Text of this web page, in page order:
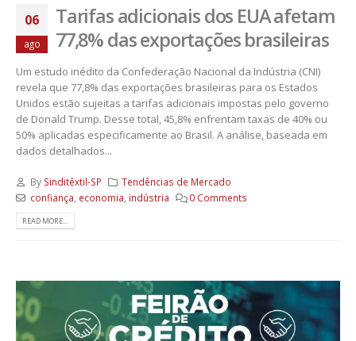
06
ago
Tarifas adicionais dos EUA afetam
77,8% das exportações brasileiras
Um estudo inédito da Confederação Nacional da Indústria (CNI)
revela que 77,8% das exportações brasileiras para os Estados
Unidos estão sujeitas a tarifas adicionais impostas pelo governo
de Donald Trump. Desse total, 45,8% enfrentam taxas de 40% ou
50% aplicadas especificamente ao Brasil. A análise, baseada em
dados detalhados...
By Sinditêxtil-SP
Tendências de Mercado
confiança economia indústria 0 Comments
READ MORE...